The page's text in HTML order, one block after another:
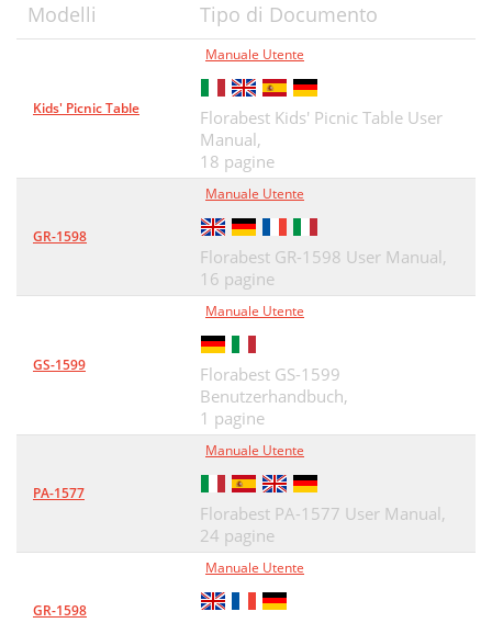
Modelli Tipo di Documento
Kids' Picnic Table
Manuale Utente
Florabest Kids' Picnic Table User
Manual,
18 pagine
GR-1598
Manuale Utente
Florabest GR-1598 User Manual,
16 pagine
GS-1599
Manuale Utente
Florabest GS-1599
Benutzerhandbuch,
1 pagine
PA-1577
Manuale Utente
Florabest PA-1577 User Manual,
24 pagine
GR-1598
Manuale Utente